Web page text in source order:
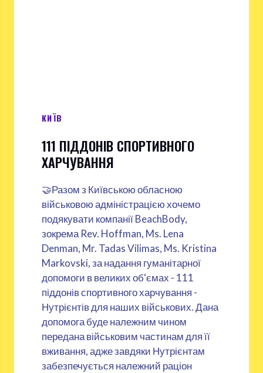
КИЇВ
111 ПІДДОНІВ СПОРТИВНОГО
ХАРЧУВАННЯ
🤝Разом з Київською обласною
військовою адміністрацією хочемо
подякувати компанії BeachBody,
зокрема Rev. Hoffman, Ms. Lena
Denman, Mr. Tadas Vilimas, Ms. Kristina
Markovski, за надання гуманітарної
допомоги в великих об‘ємах - 111
піддонів спортивного харчування -
Нутрієнтів для наших військових. Дана
допомога буде належним чином
передана військовим частинам для її
вживання, адже завдяки Нутрієнтам
забезпечується належний раціон